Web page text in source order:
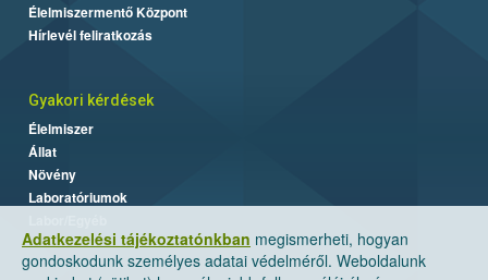
Adatkezelési tájékoztatónkban megismerheti, hogyan
gondoskodunk személyes adatai védelméről. Weboldalunk
Élelmiszermentő Központ
Hírlevél feliratkozás
Gyakori kérdések
Élelmiszer
Állat
Növény
Laboratóriumok